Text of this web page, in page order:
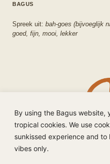
By using the Bagus website,
tropical cookies. We use
sunkissed experience and
vibes only.
BAGUS
Spreek uit: bah-goes (bijvoeglijk
goed, fijn, mooi, lekker